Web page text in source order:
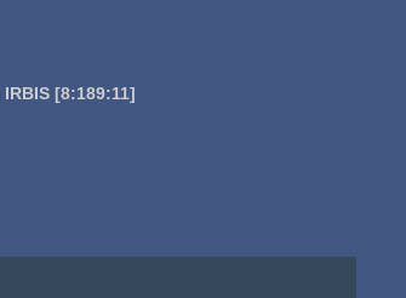
IRBIS [8:189:11]